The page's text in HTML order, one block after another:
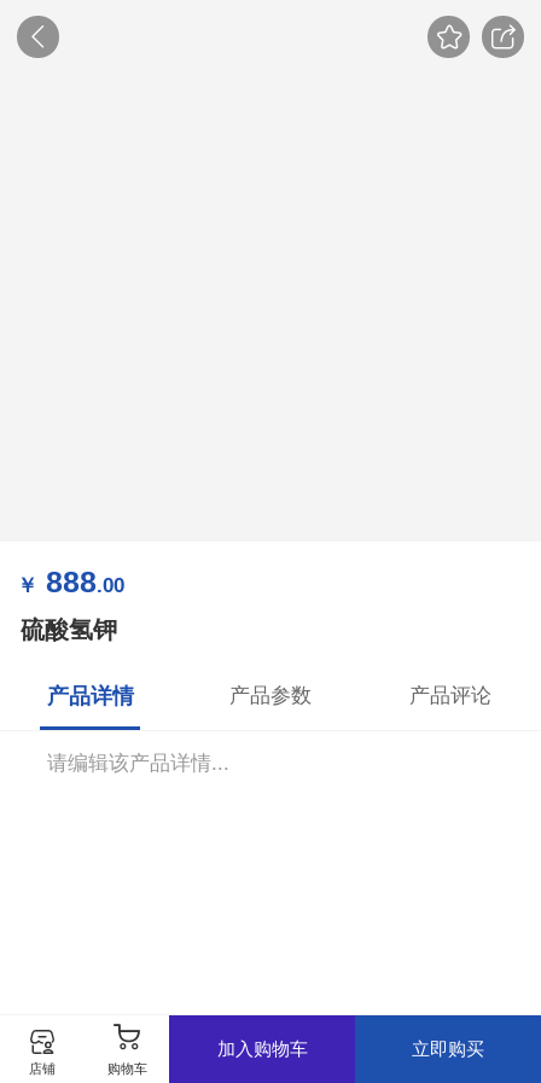
￥ 888.00
硫酸氢钾
产品详情 产品参数 产品评论
请编辑该产品详情...
店铺 购物车
加入购物车 立即购买